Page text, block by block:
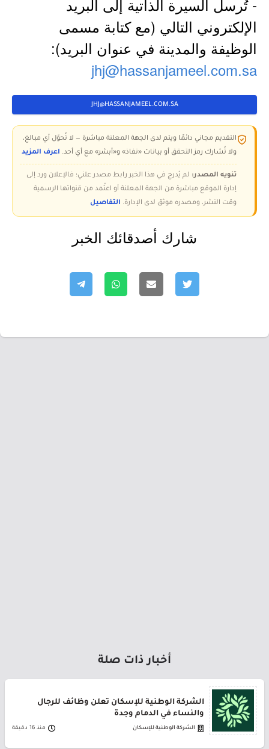
- تُرسل السيرة الذاتية إلى البريد
الإلكتروني التالي (مع كتابة مسمى
الوظيفة والمدينة في عنوان البريد):
jhj@hassanjameel.com.sa
JHJ@HASSANJAMEEL.COM.SA
التقديم مجاني دائمًا ويتم لدى الجهة المعلنة مباشرة — لا تُحوّل أي مبالغ،
ولا تُشارك رمز التحقق أو بيانات «نفاذ» و«أبشر» مع أي أحد. اعرف المزيد
تنويه المصدر: لم يُدرج في هذا الخبر رابط مصدر علني؛ فالإعلان ورد إلى
إدارة الموقع مباشرة من الجهة المعلنة أو اعتُمد من قنواتها الرسمية
وقت النشر، ومصدره موثق لدى الإدارة. التفاصيل
شارك أصدقائك الخبر
أخبار ذات صلة
الشركة الوطنية للإسكان تعلن وظائف للرجال
والنساء في الدمام وجدة
الشركة الوطنية للإسكان منذ 16 دقيقة